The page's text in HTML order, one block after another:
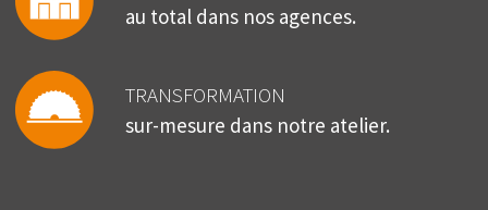
au total dans nos agences.
TRANSFORMATION
sur-mesure dans notre atelier.